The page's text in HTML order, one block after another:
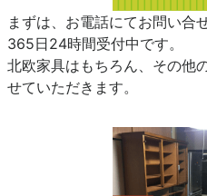
まずは、お電話にてお問い合
365日24時間受付中です。
北欧家具はもちろん、その他
せていただきます。